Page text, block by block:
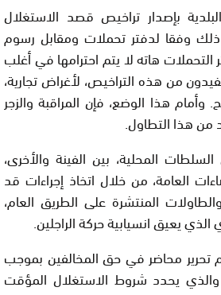
بإصدار تراخيص قصد الاستغلال
وفقا لدفتر تحملات ومقابل رسوم
هاته لا يتم احترامها في أغلب
من هذه التراخيص، لأغراض تجارية،
وأمام هذا الوضع، فإن المراقبة والزجر
من هذا التطاول.
المحلية، بين الفينة والأخرى،
العامة، من خلال اتخاذ إجراءات قد
المنتشرة على الطريق العام،
يعيق انسيابية حركة الراجلين.
تحرير محاضر في حق المخالفين بموجب
والذي يحدد شروط الاستغلال المؤقت